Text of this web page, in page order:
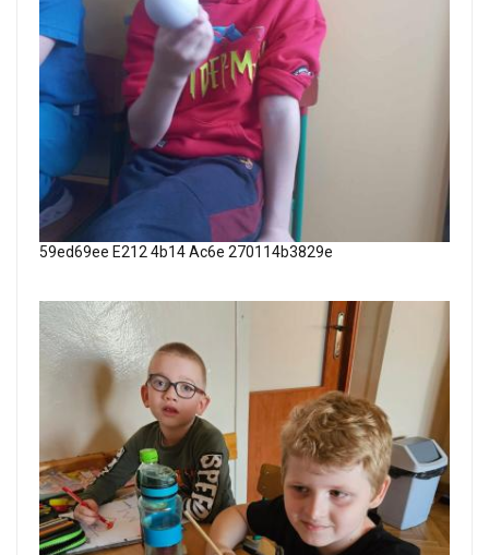
59ed69ee E212 4b14 Ac6e 270114b3829e